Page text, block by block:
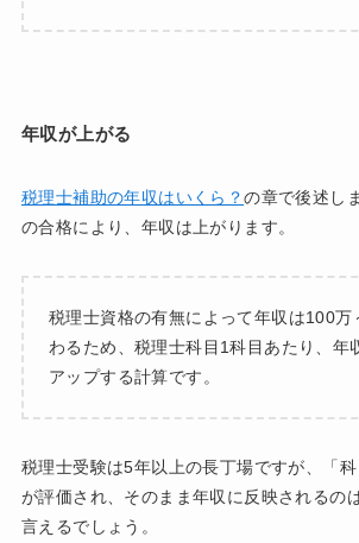
年収が上がる
税理士補助の年収はいくら？の章で後述し
の合格により、年収は上がります。
税理士資格の有無によって年収は100万
わるため、税理士科目1科目あたり、年
アップする計算です。
税理士受験は5年以上の長丁場ですが、「
が評価され、そのまま年収に反映されるの
言えるでしょう。